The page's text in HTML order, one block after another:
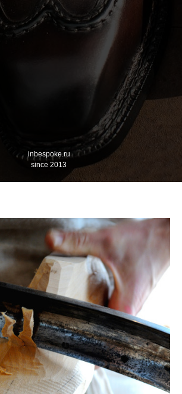
inbespoke.ru
since 2013